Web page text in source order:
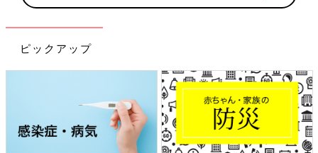
ピックアップ